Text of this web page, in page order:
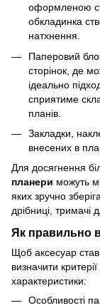
оформленою
обкладинка
натхнення.
Паперовий
сторінок, де
ідеально
сприятиме
планів.
Закладки,
внесених в
Для досягнення
планери можуть
яких зручно
дрібниці, тримачі
Як правильно
Щоб аксесуар
визначити
характеристики:
Особливості